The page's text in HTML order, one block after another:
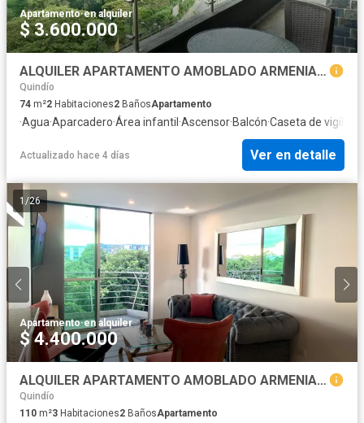
Apartamento·en alquiler
$ 3.600.000
ALQUILER APARTAMENTO AMOBLADO ARMENIA PRIVILEGIADO SECTOR CASTELLANA
Quindío
74 m²2 Habitaciones2 BañosApartamento
·Agua·Aparcadero·Área infantil ·Ascensor·Balcón·Caseta de
Actualizado hace 4 días Ver en detalle
1 /26
Apartamento·en alquiler
$ 4.400.000
ALQUILER APARTAMENTO AMOBLADO ARMENIA ESTRATEGICA UBICACION NORTE
Quindío
110 m²3 Habitaciones2 BañosApartamento